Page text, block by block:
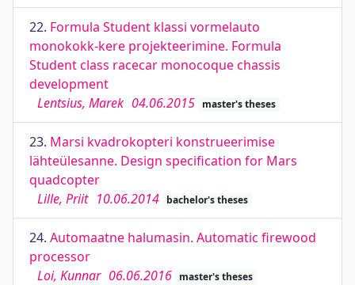
22. Formula Student klassi vormelauto
monokokk-kere projekteerimine. Formula
Student class racecar monocoque chassis
development
Lentsius, Marek 04.06.2015 master's theses
23. Marsi kvadrokopteri konstrueerimise
lähteülesanne. Design specification for Mars
quadcopter
Lille, Priit 10.06.2014 bachelor's theses
24. Automaatne halumasin. Automatic firewood
processor
Loi, Kunnar 06.06.2016 master's theses